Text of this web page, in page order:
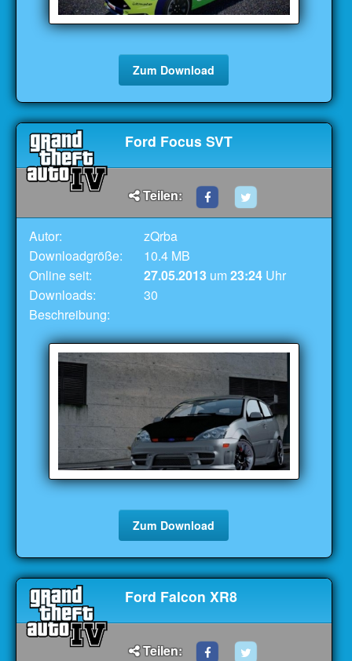
Zum Download
Ford Focus SVT
Teilen:
Autor:
zQrba
Downloadgröße:
10.4 MB
Online seit:
27.05.2013 um23:24 Uhr
Downloads:
30
Beschreibung:
Zum Download
Ford Falcon XR8
Teilen: